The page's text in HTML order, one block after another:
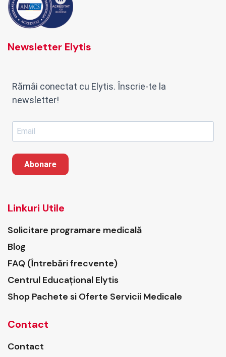
Newsletter Elytis
Rămâi conectat cu Elytis. Înscrie-te la
newsletter!
Abonare
Linkuri Utile
Solicitare programare medicală
Blog
FAQ (Întrebări frecvente)
Centrul Educațional Elytis
Shop Pachete si Oferte Servicii Medicale
Contact
Contact